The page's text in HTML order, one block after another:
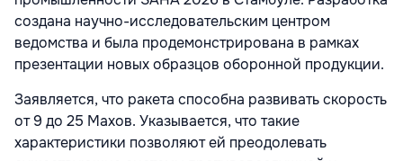
создана научно-исследовательским центром
ведомства и была продемонстрирована в рамках
презентации новых образцов оборонной продукции.
Заявляется, что ракета способна развивать скорость
от 9 до 25 Махов. Указывается, что такие
характеристики позволяют ей преодолевать